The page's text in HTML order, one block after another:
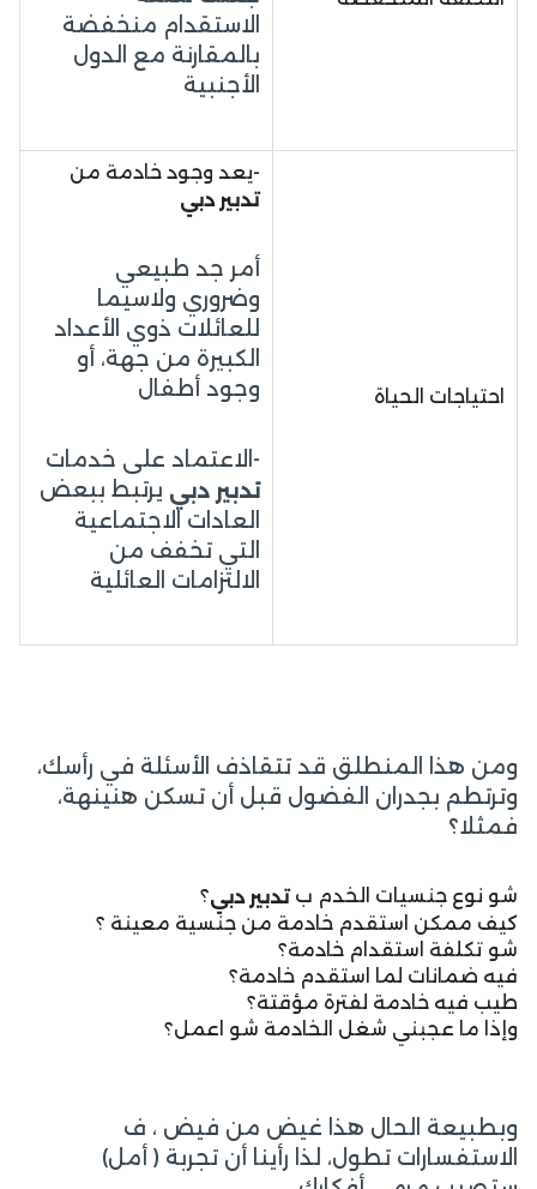
الاستقدام منخفضة
بالمقارنة مع الدول
الأجنبية
احتياجات الحياة
-يعد وجود خادمة من
تدبير دبي
أمر جد طبيعي
وضروري ولاسيما
للعائلات ذوي الأعداد
الكبيرة من جهة، أو
وجود أطفال
-الاعتماد على خدمات
تدبير دبي يرتبط ببعض
العادات الاجتماعية
التي تخفف من
الالتزامات العائلية
ومن هذا المنطلق قد تتقاذف الأسئلة في رأسك،
وترتطم بجدران الفضول قبل أن تسكن هنينهة،
فمثلا؟
شو نوع جنسيات الخدم بتدبير دبي؟
كيف ممكن استقدم خادمة من جنسية معينة ؟
شو تكلفة استقدام خادمة؟
فيه ضمانات لما استقدم خادمة؟
طيب فيه خادمة لفترة مؤقتة؟
وإذا ما عجبني شغل الخادمة شو اعمل؟
وبطبيعة الحال هذا غيض من فيض ، ف
الاستفسارات تطول، لذا رأينا أن تجربة ( أمل)